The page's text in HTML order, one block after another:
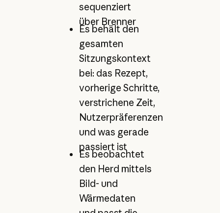
sequenziert
über Brenner
Es behält den
gesamten
Sitzungskontext
bei: das Rezept,
vorherige Schritte,
verstrichene Zeit,
Nutzerpräferenzen
und was gerade
passiert ist
Es beobachtet
den Herd mittels
Bild- und
Wärmedaten